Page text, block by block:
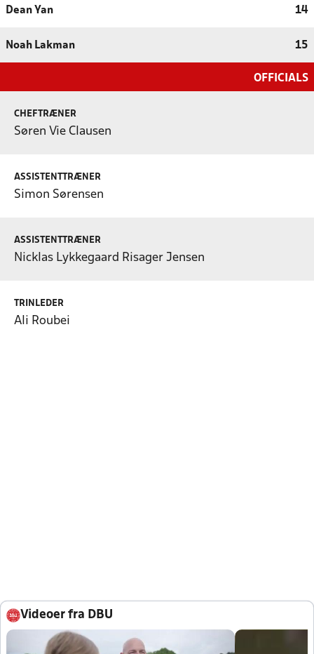
Dean Yan 14
Noah Lakman 15
OFFICIALS
CHEFTRÆNER
Søren Vie Clausen
ASSISTENTTRÆNER
Simon Sørensen
ASSISTENTTRÆNER
Nicklas Lykkegaard Risager Jensen
TRINLEDER
Ali Roubei
Videoer fra DBU